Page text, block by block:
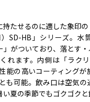
持たせるのに適した象印
SD-HB」シリーズ。水
」がついており、落とす
れます。内側は「ラク
能の高いコーティングが
も可能。飲み口は空気の
夏の季節でもゴクゴクと